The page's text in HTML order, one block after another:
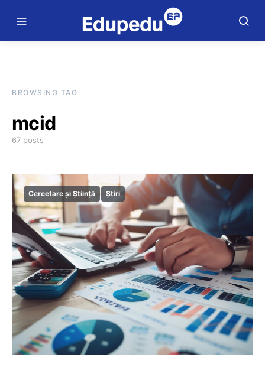
BROWSING TAG
mcid
67 posts
Cercetare și Știință Știri